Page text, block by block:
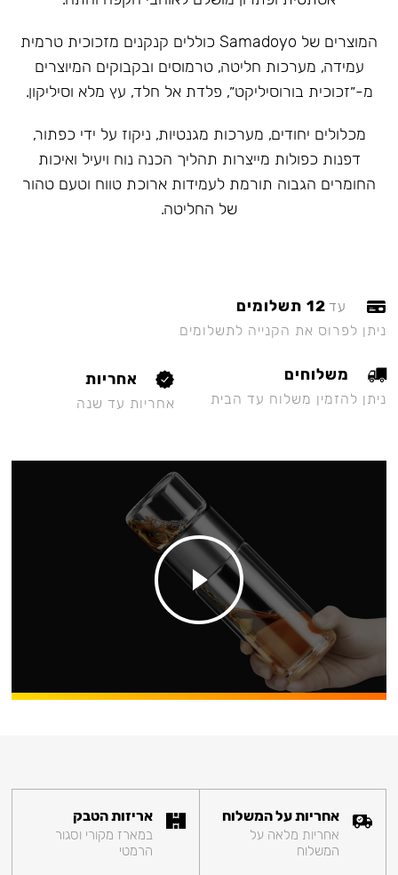
המוצרים של Samadoyo כוללים קנקנים מזכוכית טרמית
עמידה, מערכות חליטה, טרמוסים ובקבוקים המיוצרים
מ-״זכוכית בורוסיליקט״, פלדת אל חלד, עץ מלא וסיליקון.
מכלולים יחודים, מערכות מגנטיות, ניקוז על ידי כפתור,
דפנות כפולות מייצרות תהליך הכנה נוח ויעיל ואיכות
החומרים הגבוה תורמת לעמידות ארוכת טווח וטעם טהור
של החליטה.
עד 12 תשלומים
ניתן לפרוס את הקנייה לתשלומים
משלוחים
ניתן להזמין משלוח עד הבית
אחריות
אחריות עד שנה
אחריות על המשלוח
אחריות מלאה על
המשלוח
אריזות הטבק
במארז מקורי וסגור
הרמטי